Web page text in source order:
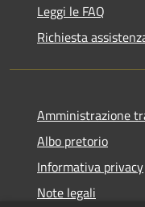
Leggi le FAQ
Richiesta
Amministrazione
Albo pretorio
Informativa privacy
Note legali